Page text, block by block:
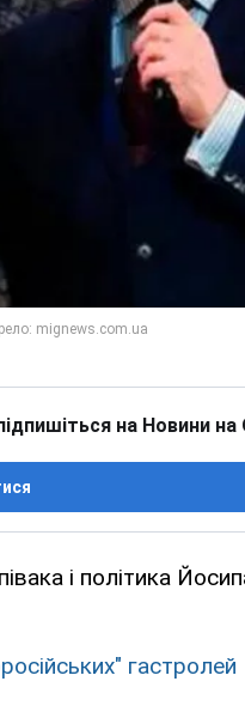
на Новини на
і політика